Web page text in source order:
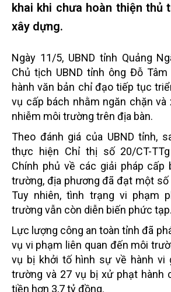
khai khi chưa hoàn thiện thủ
xây dựng.
Ngày 11/5, UBND tỉnh Quảng
Chủ tịch UBND tỉnh ông Đỗ
hành văn bản chỉ đạo tiếp tục
vụ cấp bách nhằm ngăn chặn
nhiễm môi trường trên địa bàn.
Theo đánh giá của UBND tỉnh,
thực hiện Chỉ thị số 20/CT-
Chính phủ về các giải pháp cấp
trường, địa phương đã đạt một
Tuy nhiên, tình trạng vi phạm
trường vẫn còn diễn biến phức tạp.
Lực lượng công an toàn tỉnh đã
vụ vi phạm liên quan đến môi
vụ bị khởi tố hình sự về hành vi
trường và 27 vụ bị xử phạt hành
tiền hơn 3,7 tỷ đồng.